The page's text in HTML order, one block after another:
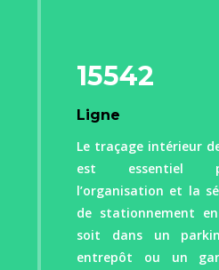
15542
Ligne
Le traçage intérieur
est essentiel
l’organisation et la
de stationnement
soit dans un
entrepôt ou un